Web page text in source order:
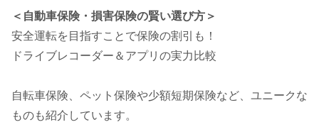
＜自動車保険・損害保険の賢い選び方＞
安全運転を目指すことで保険の割引も！
ドライブレコーダー＆アプリの実力比較
自転車保険、ペット保険や少額短期保険など、ユニークな
ものも紹介しています。